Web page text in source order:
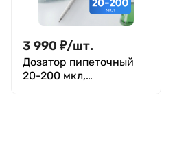
3 990 ₽/шт.
Дозатор пипеточный
20-200 мкл,